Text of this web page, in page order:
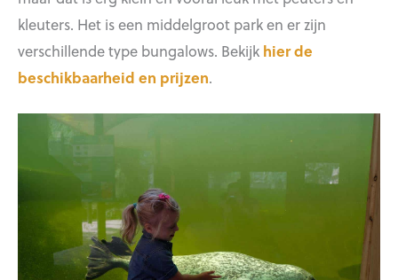
kleuters. Het is een middelgroot park en er zijn
verschillende type bungalows. Bekijk hier de
beschikbaarheid en prijzen.